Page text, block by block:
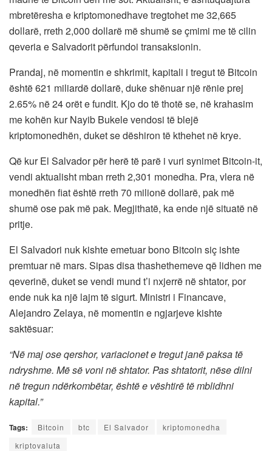
mbretëresha e kriptomonedhave tregtohet me 32,665
dollarë, rreth 2,000 dollarë më shumë se çmimi me të cilin
qeveria e Salvadorit përfundoi transaksionin.
Prandaj, në momentin e shkrimit, kapitali i tregut të Bitcoin
është 621 miliardë dollarë, duke shënuar një rënie prej
2.65% në 24 orët e fundit. Kjo do të thotë se, në krahasim
me kohën kur Nayib Bukele vendosi të blejë
kriptomonedhën, duket se dëshiron të kthehet në krye.
Që kur El Salvador për herë të parë i vuri synimet Bitcoin-it,
vendi aktualisht mban rreth 2,301 monedha. Pra, vlera në
monedhën fiat është rreth 70 milionë dollarë, pak më
shumë ose pak më pak. Megjithatë, ka ende një situatë në
pritje.
El Salvadori nuk kishte emetuar bono Bitcoin siç ishte
premtuar në mars. Sipas disa thashethemeve që lidhen me
qeverinë, duket se vendi mund t’i nxjerrë në shtator, por
ende nuk ka një lajm të sigurt. Ministri i Financave,
Alejandro Zelaya, në momentin e ngjarjeve kishte
saktësuar:
“Në maj ose qershor, variacionet e tregut janë paksa të
ndryshme. Më së voni në shtator. Pas shtatorit, nëse dilni
në tregun ndërkombëtar, është e vështirë të mblidhni
kapital.”
Tags: Bitcoin btc El Salvador
kriptomonedha
kriptovaluta